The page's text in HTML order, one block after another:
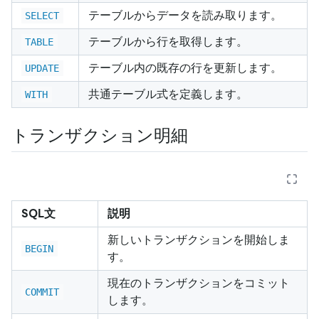
SELECT テーブルからデータを読み取ります。
TABLE テーブルから行を取得します。
UPDATE テーブル内の既存の行を更新します。
WITH 共通テーブル式を定義します。
トランザクション明細
SQL文 説明
BEGIN
新しいトランザクションを開始しま
す。
COMMIT
現在のトランザクションをコミット
します。